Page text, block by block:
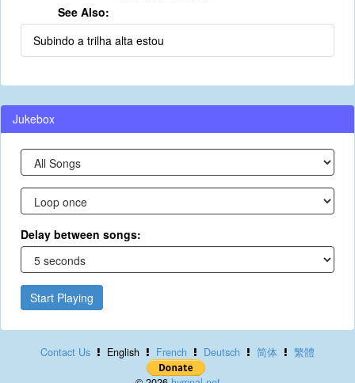
See Also:
Subindo a trilha alta estou
Jukebox
Delay between songs:
Start Playing
Contact Us English French Deutsch 简体 繁體